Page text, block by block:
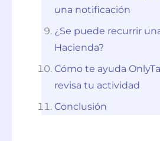
una notificación
¿Se puede recurrir
Hacienda?
Cómo te ayuda
revisa tu actividad
Conclusión